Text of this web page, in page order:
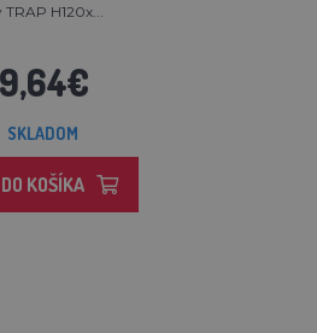
H120x...
SKLADOM
KOŠÍKA